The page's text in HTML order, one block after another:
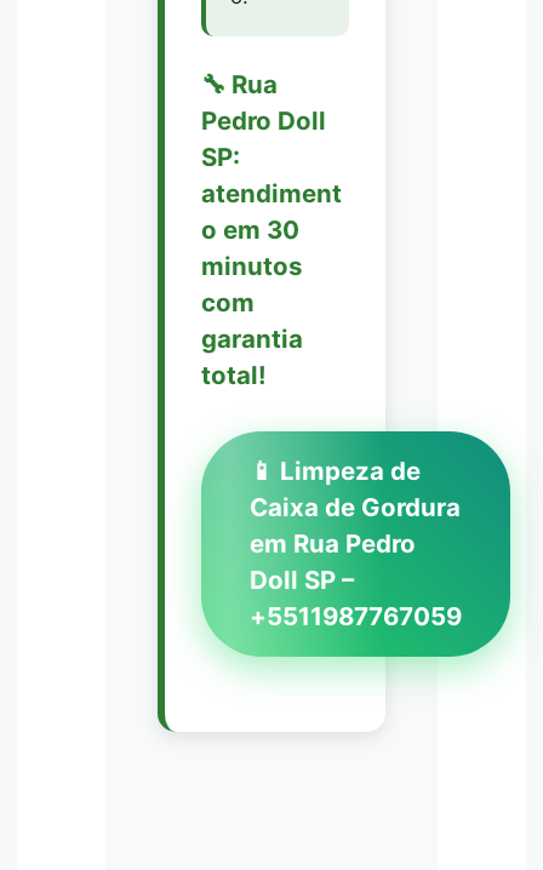
🔧 Rua
Pedro Doll
SP:
atendiment
o em 30
minutos
com
garantia
total!
📱 Limpeza de
Caixa de Gordura
em Rua Pedro
Doll SP –
+5511987767059